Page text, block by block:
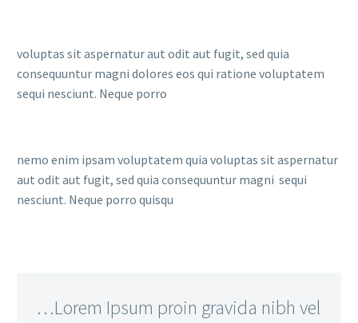
voluptas sit aspernatur aut odit aut fugit, sed quia
consequuntur magni dolores eos qui ratione voluptatem
sequi nesciunt. Neque porro
nemo enim ipsam voluptatem quia voluptas sit aspernatur
aut odit aut fugit, sed quia consequuntur magni sequi
nesciunt. Neque porro quisqu
…Lorem Ipsum proin gravida nibh vel